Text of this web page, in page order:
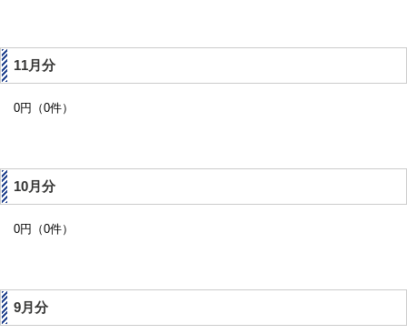
11月分
0円（0件）
10月分
0円（0件）
9月分